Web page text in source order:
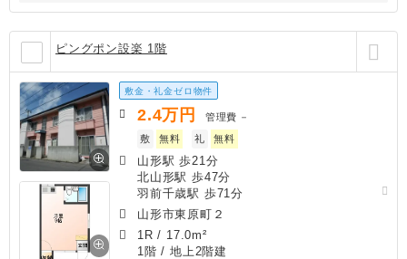
ピングポン設楽 1階
敷金・礼金ゼロ物件
2.4万円 管理費 －
敷
無料 礼 無料
山形駅 歩21分
北山形駅 歩47分
羽前千歳駅 歩71分
山形市東原町２
1R / 17.0m²
1階 / 地上2階建